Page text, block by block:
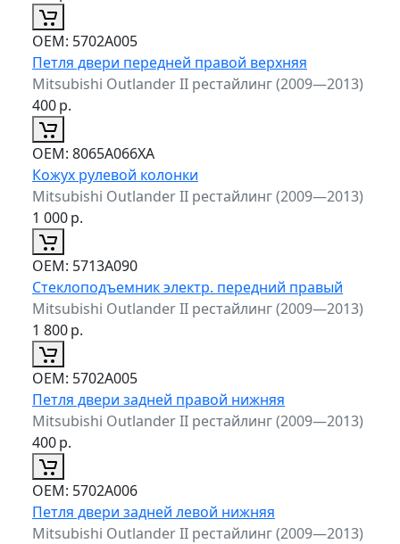
ОЕМ: 5702A005
Петля двери передней правой верхняя
Mitsubishi Outlander II рестайлинг (2009—2013)
400р.
ОЕМ: 8065A066XA
Кожух рулевой колонки
Mitsubishi Outlander II рестайлинг (2009—2013)
1 000р.
ОЕМ: 5713A090
Стеклоподъемник электр. передний правый
Mitsubishi Outlander II рестайлинг (2009—2013)
1 800р.
ОЕМ: 5702A005
Петля двери задней правой нижняя
Mitsubishi Outlander II рестайлинг (2009—2013)
400р.
ОЕМ: 5702A006
Петля двери задней левой нижняя
Mitsubishi Outlander II рестайлинг (2009—2013)